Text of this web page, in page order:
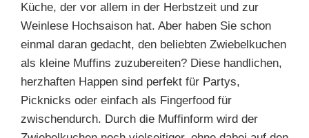
Küche, der vor allem in der Herbstzeit und zur
Weinlese Hochsaison hat. Aber haben Sie schon
einmal daran gedacht, den beliebten Zwiebelkuchen
als kleine Muffins zuzubereiten? Diese handlichen,
herzhaften Happen sind perfekt für Partys,
Picknicks oder einfach als Fingerfood für
zwischendurch. Durch die Muffinform wird der